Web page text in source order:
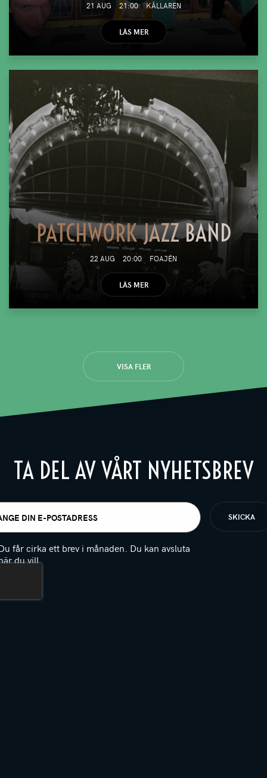
21 AUG 21:00 KÄLLAREN
LÄS MER
PATCHWORK JAZZ BAND
22 AUG 20:00 FOAJÉN
LÄS MER
VISA FLER
TA DEL AV VÅRT NYHETSBREV
får cirka ett brev i månaden. Du kan avsluta
du vill.